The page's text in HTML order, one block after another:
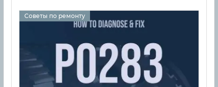
Советы по ремонту